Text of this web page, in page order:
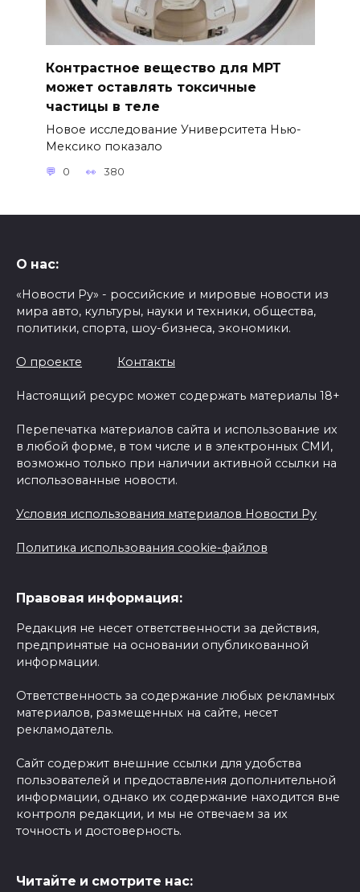
Контрастное вещество для МРТ
может оставлять токсичные
частицы в теле
Новое исследование Университета Нью-
Мексико показало
0 380
О нас:
«Новости Ру» - российские и мировые новости из
мира авто, культуры, науки и техники, общества,
политики, спорта, шоу-бизнеса, экономики.
О проекте Контакты
Настоящий ресурс может содержать материалы 18+
Перепечатка материалов сайта и использование их
в любой форме, в том числе и в электронных СМИ,
возможно только при наличии активной ссылки на
использованные новости.
Условия использования материалов Новости Ру
Политика использования cookie-файлов
Правовая информация:
Редакция не несет ответственности за действия,
предпринятые на основании опубликованной
информации.
Ответственность за содержание любых рекламных
материалов, размещенных на сайте, несет
рекламодатель.
Сайт содержит внешние ссылки для удобства
пользователей и предоставления дополнительной
информации, однако их содержание находится вне
контроля редакции, и мы не отвечаем за их
точность и достоверность.
Читайте и смотрите нас: